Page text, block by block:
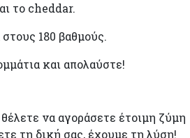
το cheddar.
180 βαθμούς.
και απολαύστε!
να αγοράσετε έτοιμη ζύμη
τη δική σας, έχουμε τη λύση!